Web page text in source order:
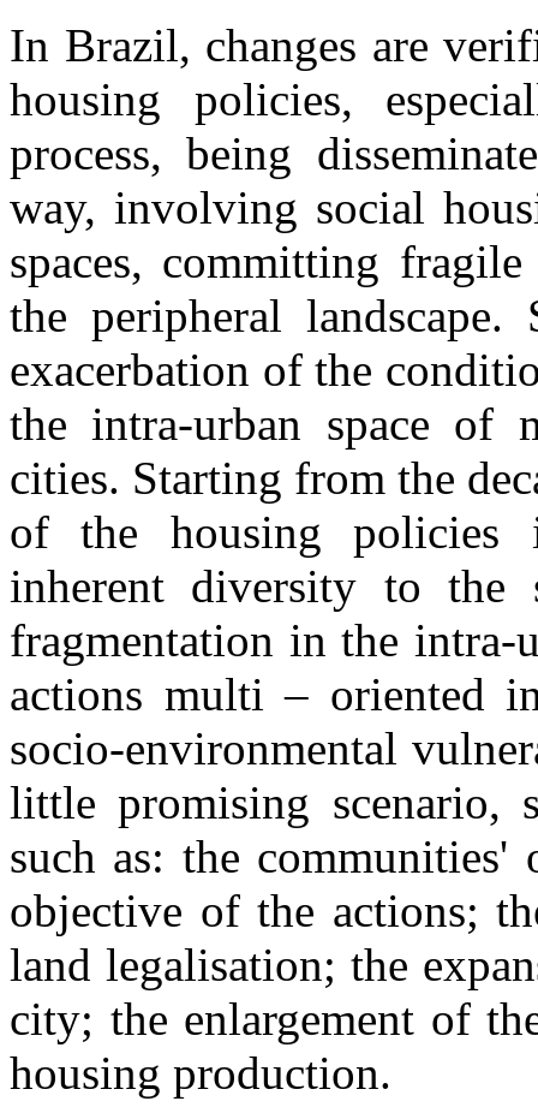
In Brazil, changes are
housing policies,
process, being
way, involving social
spaces, committing
the peripheral
exacerbation of the
the intra-urban space of
cities. Starting from the
of the housing policies
inherent diversity to the
fragmentation in the intra-
actions multi – oriented
socio-environmental
little promising scenario,
such as: the communities'
objective of the actions;
land legalisation; the
city; the enlargement of
housing production.